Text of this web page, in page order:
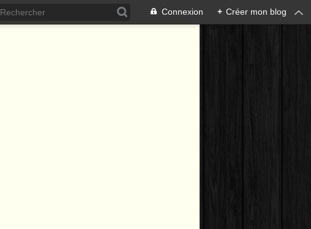
Connexion + Créer mon blog